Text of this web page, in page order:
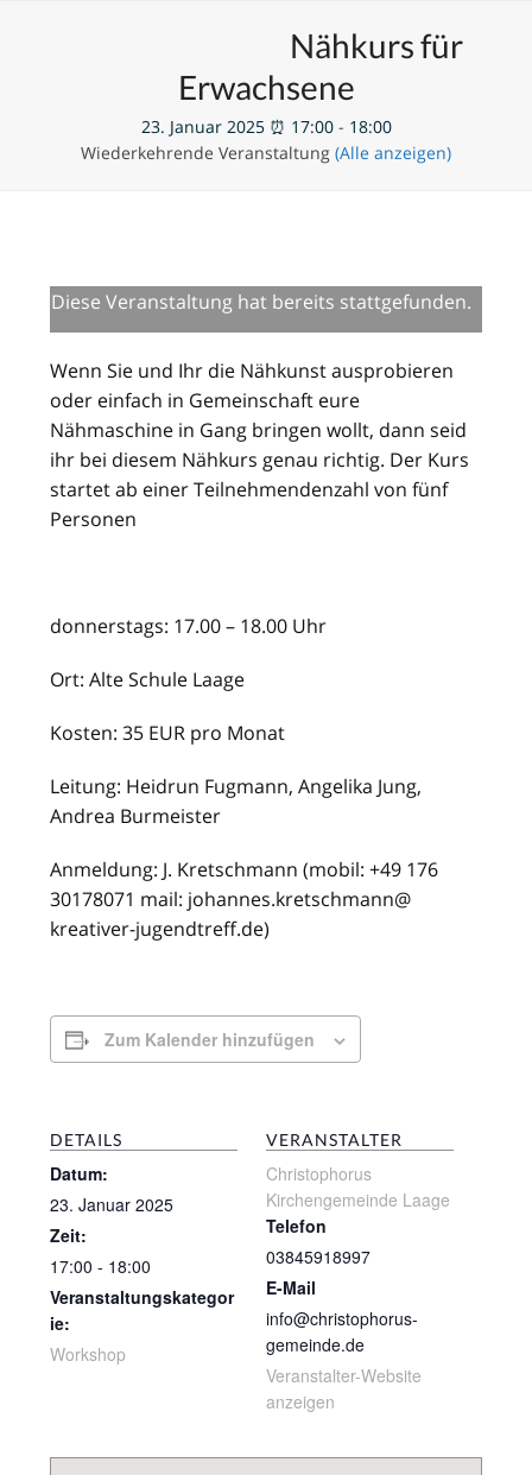
Nähkurs für
Erwachsene
23. Januar 2025 ⏰ 17:00- 18:00
Wiederkehrende Veranstaltung (Alle anzeigen)
Diese Veranstaltung hat bereits stattgefunden.
Wenn Sie und Ihr die Nähkunst ausprobieren
oder einfach in Gemeinschaft eure
Nähmaschine in Gang bringen wollt, dann seid
ihr bei diesem Nähkurs genau richtig. Der Kurs
startet ab einer Teilnehmendenzahl von fünf
Personen
donnerstags: 17.00 – 18.00 Uhr
Ort: Alte Schule Laage
Kosten: 35 EUR pro Monat
Leitung: Heidrun Fugmann, Angelika Jung,
Andrea Burmeister
Anmeldung: J. Kretschmann (mobil: +49 176
30178071 mail: johannes.kretschmann@
kreativer-jugendtreff.de)
Zum Kalender hinzufügen
DETAILS
Datum:
23. Januar 2025
Zeit:
17:00 - 18:00
Veranstaltungskategor
ie:
Workshop
VERANSTALTER
Christophorus
Kirchengemeinde Laage
Telefon
03845918997
E-Mail
info@christophorus-
gemeinde.de
Veranstalter-Website
anzeigen